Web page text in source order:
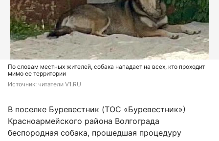
По словам местных жителей, собака нападает на всех, кто проходит
мимо ее территории
Источник: читатели V1.RU
В поселке Буревестник (ТОС «Буревестник»)
Красноармейского района Волгограда
беспородная собака, прошедшая процедуру